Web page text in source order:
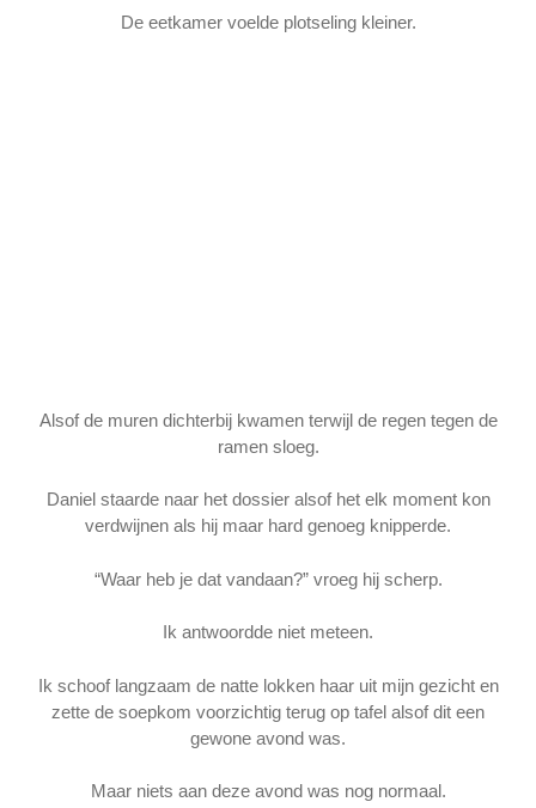
De eetkamer voelde plotseling kleiner.
Alsof de muren dichterbij kwamen terwijl de regen tegen de
ramen sloeg.
Daniel staarde naar het dossier alsof het elk moment kon
verdwijnen als hij maar hard genoeg knipperde.
“Waar heb je dat vandaan?” vroeg hij scherp.
Ik antwoordde niet meteen.
Ik schoof langzaam de natte lokken haar uit mijn gezicht en
zette de soepkom voorzichtig terug op tafel alsof dit een
gewone avond was.
Maar niets aan deze avond was nog normaal.